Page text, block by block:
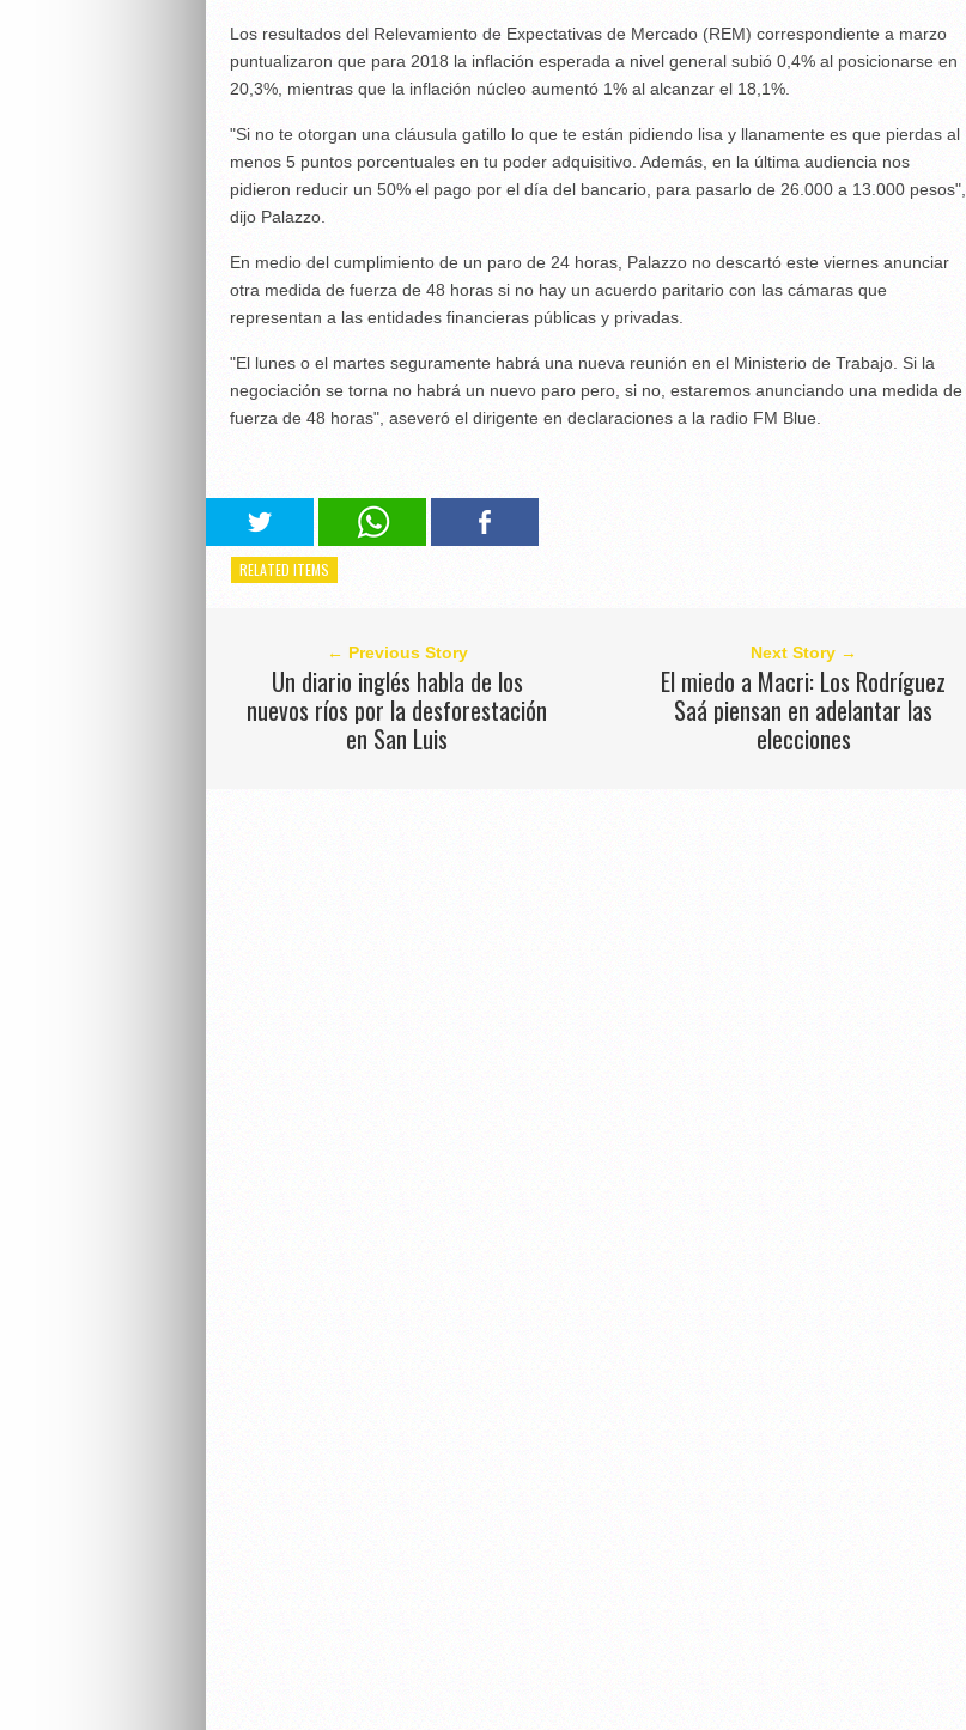
Los resultados del Relevamiento de Expectativas de Mercado (REM) correspondiente a marzo
puntualizaron que para 2018 la inflación esperada a nivel general subió 0,4% al posicionarse en
20,3%, mientras que la inflación núcleo aumentó 1% al alcanzar el 18,1%.
"Si no te otorgan una cláusula gatillo lo que te están pidiendo lisa y llanamente es que pierdas al
menos 5 puntos porcentuales en tu poder adquisitivo. Además, en la última audiencia nos
pidieron reducir un 50% el pago por el día del bancario, para pasarlo de 26.000 a 13.000 pesos",
dijo Palazzo.
En medio del cumplimiento de un paro de 24 horas, Palazzo no descartó este viernes anunciar
otra medida de fuerza de 48 horas si no hay un acuerdo paritario con las cámaras que
representan a las entidades financieras públicas y privadas.
"El lunes o el martes seguramente habrá una nueva reunión en el Ministerio de Trabajo. Si la
negociación se torna no habrá un nuevo paro pero, si no, estaremos anunciando una medida de
fuerza de 48 horas", aseveró el dirigente en declaraciones a la radio FM Blue.
RELATED ITEMS
← Previous Story
Un diario inglés habla de los
nuevos ríos por la desforestación
en San Luis
Next Story →
El miedo a Macri: Los Rodríguez
Saá piensan en adelantar las
elecciones